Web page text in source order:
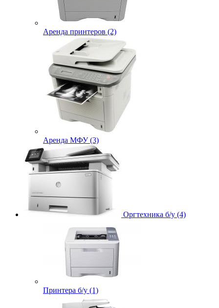
Аренда принтеров (2)
Аренда МФУ (3)
Оргтехника б/у (4)
Принтера б/у (1)